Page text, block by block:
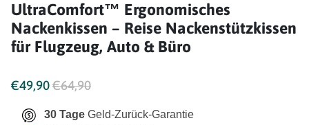
UltraComfort™ Ergonomisches
Nackenkissen – Reise Nackenstützkissen
für Flugzeug, Auto & Büro
€49,90€64,90
30 Tage Geld-Zurück-Garantie